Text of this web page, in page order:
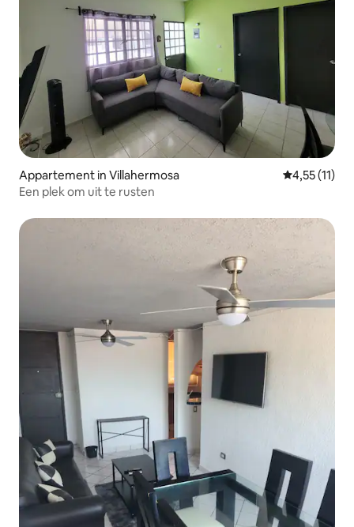
Appartement in Villahermosa Gemiddelde
4,55 (11)
Een plek om uit te rusten